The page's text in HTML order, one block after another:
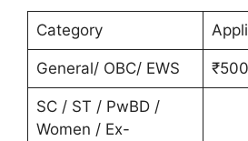
Category
General/ OBC/ EWS ₹500
SC / ST / PwBD /
Women / Ex-